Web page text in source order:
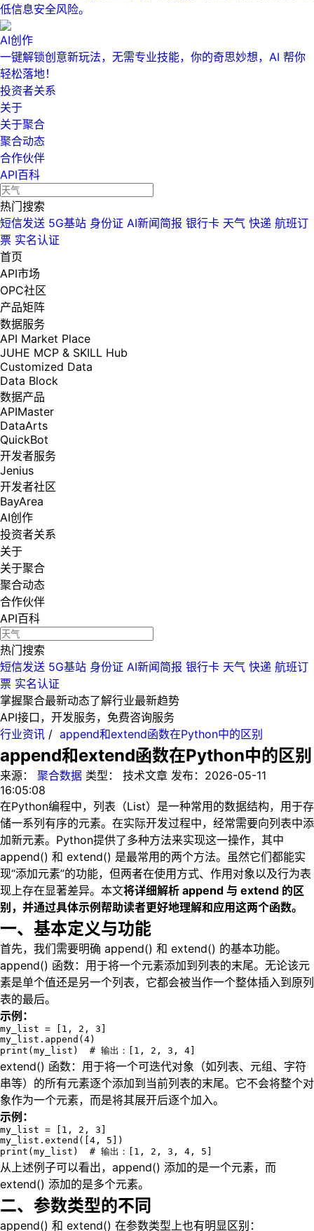
低信息安全风险。
AI创作
一键解锁创意新玩法，无需专业技能，你的奇思妙想，AI 帮你
轻松落地！
投资者关系
关于
关于聚合
聚合动态
合作伙伴
API百科
热门搜索
短信发送 5G基站 身份证 AI新闻简报 银行卡 天气 快递 航班订
票 实名认证
首页
API市场
OPC社区
产品矩阵
数据服务
API Market Place
JUHE MCP & SKILL Hub
Customized Data
Data Block
数据产品
APIMaster
DataArts
QuickBot
开发者服务
Jenius
开发者社区
BayArea
AI创作
投资者关系
关于
关于聚合
聚合动态
合作伙伴
API百科
热门搜索
短信发送 5G基站 身份证 AI新闻简报 银行卡 天气 快递 航班订
票 实名认证
掌握聚合最新动态了解行业最新趋势
API接口，开发服务，免费咨询服务
行业资讯 / append和extend函数在Python中的区别
append和extend函数在Python中的区别
来源： 聚合数据 类型： 技术文章 发布： 2026-05-11
16:05:08
在Python编程中，列表（List）是一种常用的数据结构，用于存
储一系列有序的元素。在实际开发过程中，经常需要向列表中添
加新元素。Python提供了多种方法来实现这一操作，其中
append() 和 extend() 是最常用的两个方法。虽然它们都能实
现“添加元素”的功能，但两者在使用方式、作用对象以及行为表
现上存在显著差异。本文将详细解析 append 与 extend 的区
别，并通过具体示例帮助读者更好地理解和应用这两个函数。
一、基本定义与功能
首先，我们需要明确 append() 和 extend() 的基本功能。
append() 函数：用于将一个元素添加到列表的末尾。无论该元
素是单个值还是另一个列表，它都会被当作一个整体插入到原列
表的最后。
示例：
my_list = [1, 2, 3]
my_list.append(4)
print(my_list)  # 输出：[1, 2, 3, 4]
extend() 函数：用于将一个可迭代对象（如列表、元组、字符
串等）的所有元素逐个添加到当前列表的末尾。它不会将整个对
象作为一个元素，而是将其展开后逐个加入。
示例：
my_list = [1, 2, 3]
my_list.extend([4, 5])
print(my_list)  # 输出：[1, 2, 3, 4, 5]
从上述例子可以看出，append() 添加的是一个元素，而
extend() 添加的是多个元素。
二、参数类型的不同
append() 和 extend() 在参数类型上也有明显区别：